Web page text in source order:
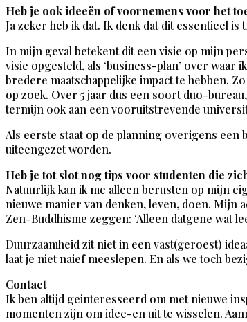
Heb je ook ideeën of voornemens voor het
Ja zeker heb ik dat. Ik denk dat dit essentieel is
In mijn geval betekent dit een visie op mijn
visie opgesteld, als ‘business-plan’ over
bredere maatschappelijke impact te hebben.
op zoek. Over 5 jaar dus een soort duo-
termijn ook aan een vooruitstrevende
Als eerste staat op de planning overigens
uiteengezet worden.
Heb je tot slot nog tips voor studenten die
Natuurlijk kan ik me alleen berusten op mijn
nieuwe manier van denken, leven, doen. Mijn
Zen-Buddhisme zeggen: ‘Alleen datgene wat
Duurzaamheid zit niet in een vast(geroest)
laat je niet naief meeslepen. En als we toch
Contact
Ik ben altijd geinteresseerd om met nieuwe
momenten zijn om idee-en uit te wisselen.